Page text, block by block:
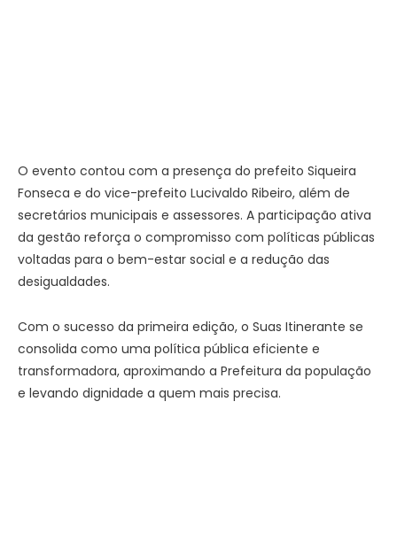
O evento contou com a presença do prefeito Siqueira
Fonseca e do vice-prefeito Lucivaldo Ribeiro, além de
secretários municipais e assessores. A participação ativa
da gestão reforça o compromisso com políticas públicas
voltadas para o bem-estar social e a redução das
desigualdades.
Com o sucesso da primeira edição, o Suas Itinerante se
consolida como uma política pública eficiente e
transformadora, aproximando a Prefeitura da população
e levando dignidade a quem mais precisa.